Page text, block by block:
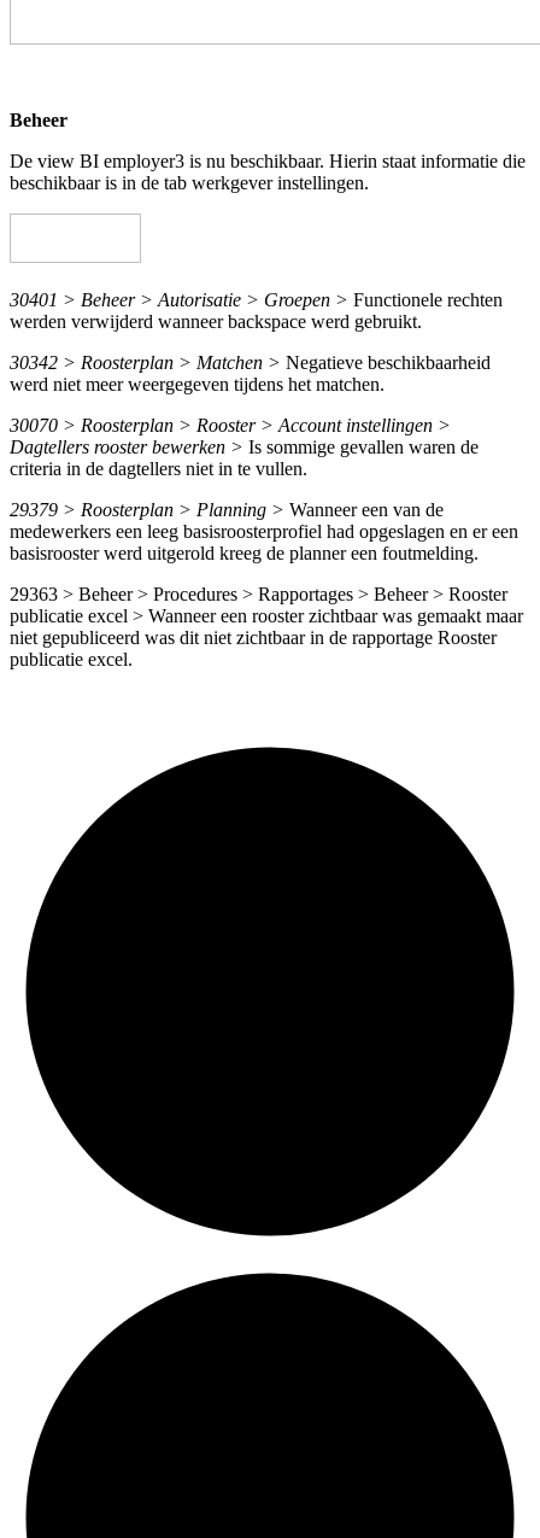
Beheer
De view BI employer3 is nu beschikbaar. Hierin staat informatie die
beschikbaar is in de tab werkgever instellingen.
30401 > Beheer > Autorisatie > Groepen > Functionele rechten
werden verwijderd wanneer backspace werd gebruikt.
30342 > Roosterplan > Matchen > Negatieve beschikbaarheid
werd niet meer weergegeven tijdens het matchen.
30070 > Roosterplan > Rooster > Account instellingen >
Dagtellers rooster bewerken > Is sommige gevallen waren de
criteria in de dagtellers niet in te vullen.
29379 > Roosterplan > Planning > Wanneer een van de
medewerkers een leeg basisroosterprofiel had opgeslagen en er een
basisrooster werd uitgerold kreeg de planner een foutmelding.
29363 > Beheer > Procedures > Rapportages > Beheer > Rooster
publicatie excel > Wanneer een rooster zichtbaar was gemaakt maar
niet gepubliceerd was dit niet zichtbaar in de rapportage Rooster
publicatie excel.